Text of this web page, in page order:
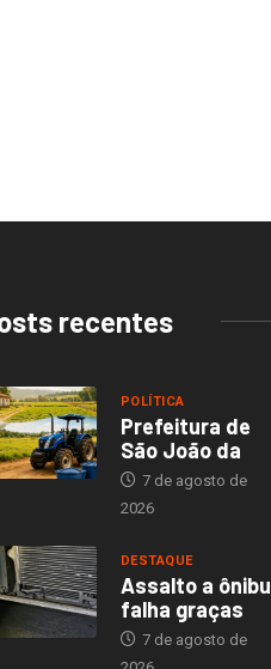
recentes
POLÍTICA
Prefeitura de
São João da
7 de agosto de
2026
DESTAQUE
Assalto a
falha graças
7 de agosto de